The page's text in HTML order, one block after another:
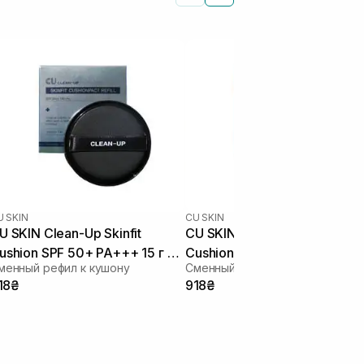
SKIN
SKIN Clean-Up Skinfit
SPF 50+ PA+++ 15 г 21
рефил к кушону
CU SKIN
CU SKIN Clean-Up Skinfit
Cushion SPF 50+ PA+++ 15 г
тон
Сменный рефил к кушону
918₴